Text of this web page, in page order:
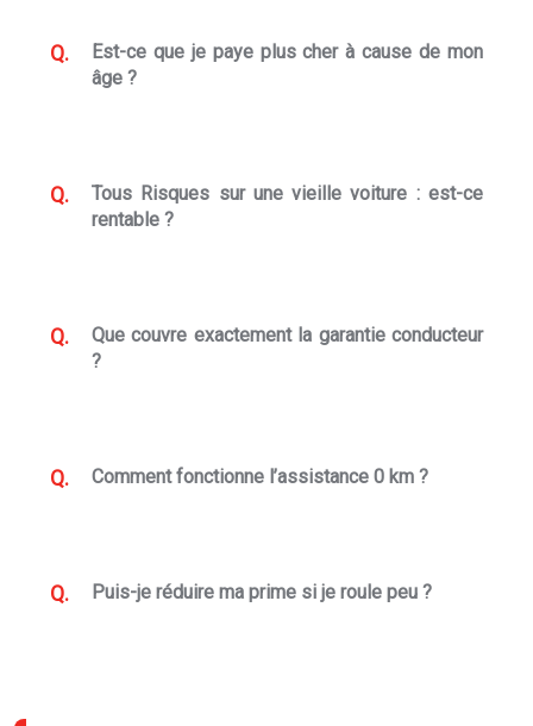
Est-ce que je paye plus cher à cause de mon
âge ?
Tous Risques sur une vieille voiture : est-ce
rentable ?
Que couvre exactement la garantie conducteur
?
Comment fonctionne l’assistance 0 km ?
Puis-je réduire ma prime si je roule peu ?